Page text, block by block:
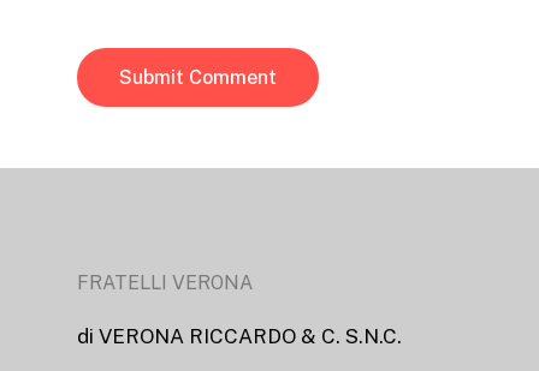
FRATELLI VERONA
di VERONA RICCARDO & C. S.N.C.